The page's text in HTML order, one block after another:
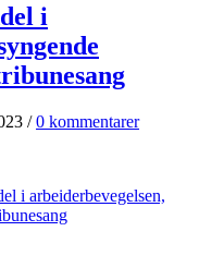
i
/ 0 kommentarer
i arbeiderbevegelsen,